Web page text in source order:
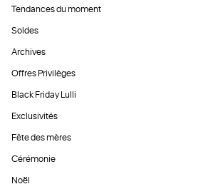
Tendances du moment
Soldes
Archives
Offres Privilèges
Black Friday Lulli
Exclusivités
Fête des mères
Cérémonie
Noël